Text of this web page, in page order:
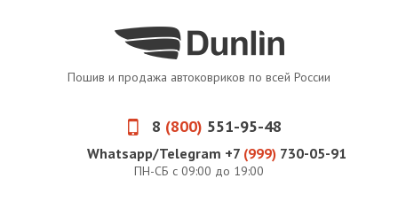
Пошив и продажа автоковриков по всей России
8 (800) 551-95-48
Whatsapp/Telegram +7 (999) 730-05-91
ПН-СБ с 09:00 до 19:00